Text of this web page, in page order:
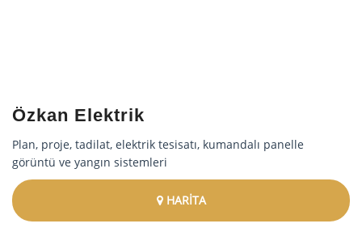
Özkan Elektrik
Plan, proje, tadilat, elektrik tesisatı, kumandalı panelle
görüntü ve yangın sistemleri
HARİTA